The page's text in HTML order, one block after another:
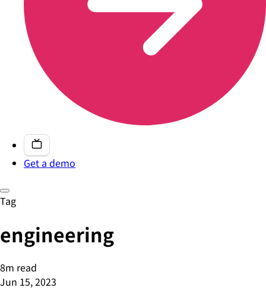
Get a demo
Tag
engineering
8m read
Jun 15, 2023